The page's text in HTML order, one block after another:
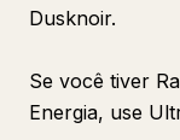
Dusknoir.
Se você tiver
Energia, use